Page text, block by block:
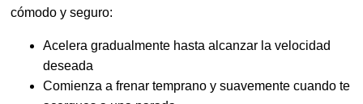
cómodo y seguro:
Acelera gradualmente hasta alcanzar la velocidad
deseada
Comienza a frenar temprano y suavemente cuando te